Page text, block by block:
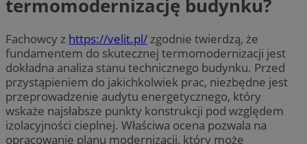
termomodernizację budynku?
Fachowcy z https://velit.pl/zgodnie twierdzą, że
fundamentem do skutecznej termomodernizacji jest
dokładna analiza stanu technicznego budynku. Przed
przystąpieniem do jakichkolwiek prac, niezbędne jest
przeprowadzenie audytu energetycznego, który
wskaże najsłabsze punkty konstrukcji pod względem
izolacyjności cieplnej. Właściwa ocena pozwala na
opracowanie planu modernizacji, który może